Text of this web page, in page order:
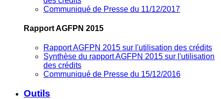
Communiqué de Presse du 11/12/2017
Rapport AGFPN 2015
Rapport AGFPN 2015 sur l'utilisation des crédits
Synthèse du rapport AGFPN 2015 sur l'utilisation
des crédits
Communiqué de Presse du 15/12/2016
Outils